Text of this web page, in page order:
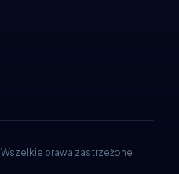
Wszelkie prawa zastrzeżone